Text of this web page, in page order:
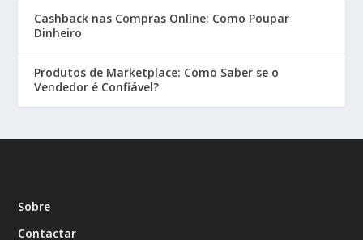
Cashback nas Compras Online: Como Poupar
Dinheiro
Produtos de Marketplace: Como Saber se o
Vendedor é Confiável?
Sobre
Contactar